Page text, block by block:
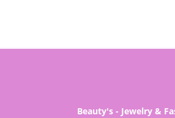
Beauty's - Jewelry &